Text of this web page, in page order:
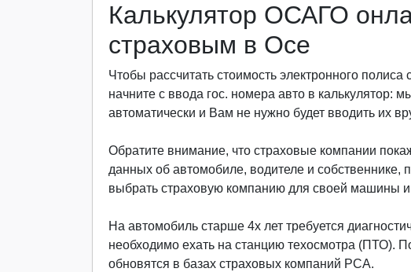
Калькулятор ОСАГО
страховым в Осе
Чтобы рассчитать стоимость электронного
начните с ввода гос. номера авто в калькулятор:
автоматически и Вам не нужно будет вводить их
Обратите внимание, что страховые компании
данных об автомобиле, водителе и собственнике,
выбрать страховую компанию для своей машины и
На автомобиль старше 4х лет требуется
необходимо ехать на станцию техосмотра (ПТО).
обновятся в базах страховых компаний РСА.